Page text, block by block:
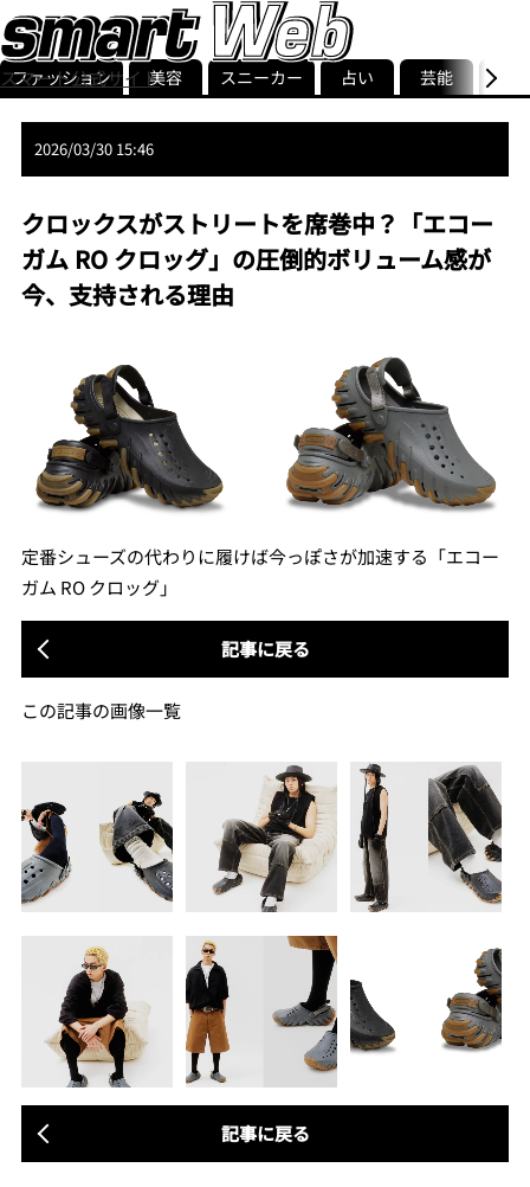
スマート公式サイト
smart最新号
記事一覧ランキング
ストリ
ファッション 美容 スニーカー 占い 芸能 グル
2026/03/30 15:46
クロックスがストリートを席巻中？「エコー
ガム RO クロッグ」の圧倒的ボリューム感が
今、支持される理由
定番シューズの代わりに履けば今っぽさが加速する「エコー
ガム RO クロッグ」
記事に戻る
この記事の画像一覧
記事に戻る